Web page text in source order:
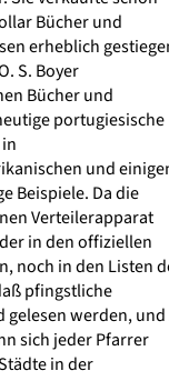
Bücher und
erheblich
S. Boyer
Bücher und
portugiesische
und
Beispiele. Da die
Verteilerapparat
in den offiziellen
noch in den Listen
pfingstliche
gelesen werden,
sich jeder Pfarrer
in der